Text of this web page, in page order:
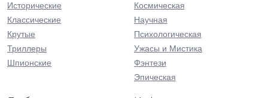
Исторические
Классические
Крутые
Триллеры
Шпионские
Космическая
Научная
Психологическая
Ужасы и Мистика
Фэнтези
Эпическая